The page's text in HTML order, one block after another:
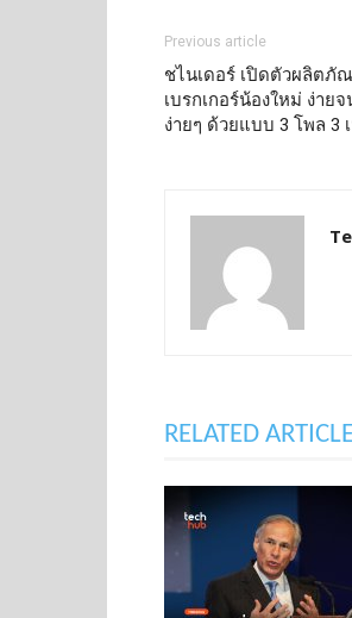
Previous article
ชไนเดอร์ เปิดตัวผลิตภั
เบรกเกอร์น้องใหม่ ง่าย
ง่ายๆ ด้วยแบบ 3 โพล 3
RELATED